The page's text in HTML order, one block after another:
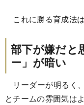
これに勝る育成法は
部下が嫌だ
ー」が暗い
リーダーが明るく
とチームの雰囲気はよ